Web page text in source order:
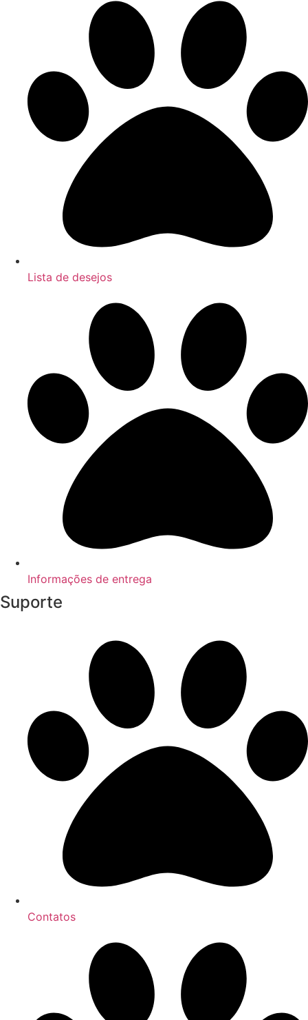
Lista de desejos
Informações de entrega
Suporte
Contatos